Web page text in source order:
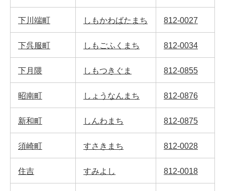
下川端町 しもかわばたまち 812-0027
下呉服町 しもごふくまち 812-0034
下月隈 しもつきぐま 812-0855
昭南町 しょうなんまち 812-0876
新和町 しんわまち 812-0875
須崎町 すさきまち 812-0028
住吉 すみよし 812-0018